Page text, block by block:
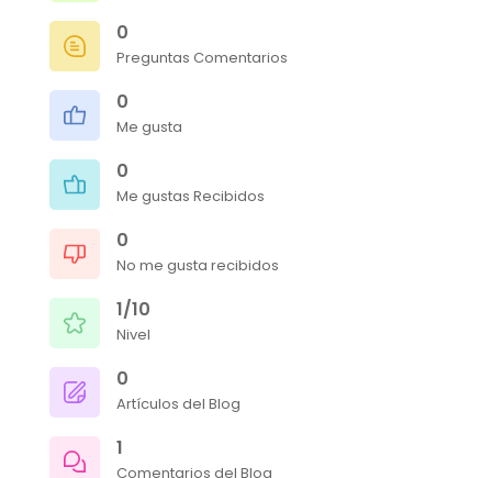
0
Preguntas Comentarios
0
Me gusta
0
Me gustas Recibidos
0
No me gusta recibidos
1/10
Nivel
0
Artículos del Blog
1
Comentarios del Blog